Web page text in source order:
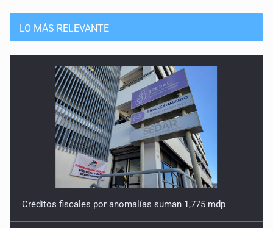
LO MÁS RELEVANTE
Créditos fiscales por anomalías suman 1,775 mdp